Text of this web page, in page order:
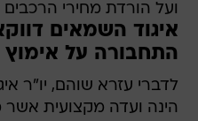
ועל הורדת מחירי
איגוד השמאים
התחבורה על אימוץ
לדברי עזרא שוהם, יו"ר
הינה ועדה מקצועית